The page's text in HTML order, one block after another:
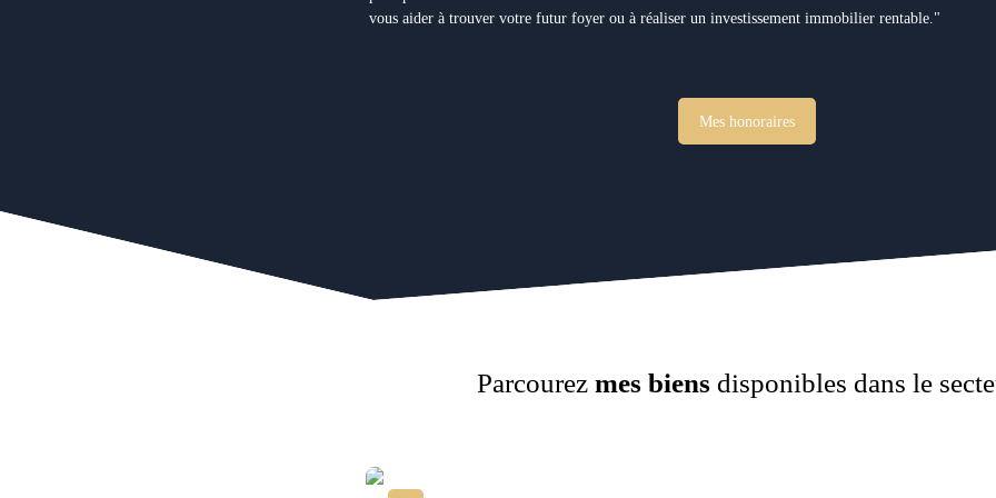
vous aider à trouver votre futur foyer ou à réaliser un investissement immobilier rentable."
Mes honoraires
Parcourez mes biens disponibles dans le